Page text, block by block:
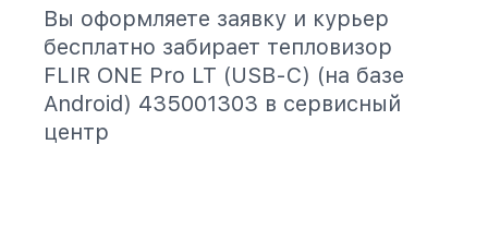
Вы оформляете заявку и курьер
бесплатно забирает тепловизор
FLIR ONE Pro LT (USB-C) (на базе
Android) 435001303 в сервисный
центр